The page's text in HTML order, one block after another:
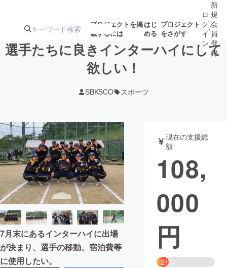
プロジェクトを掲
載するには
はじ
める
プロジェクト
をさがす
ジェクト
ロジェクト
アート・写真 音楽
テクノロジー・ガジェット ゲーム・サ
映像・映画
ビジネス・起業
まちづくり・地域活性化
ロ
グ
イ
ン
/
新
規
会
員
登
録
選手たちに良きインターハイにして
欲しい！
SBKSCO スポーツ
7月末にあるインターハイに出場
が決まり、選手の移動、宿泊費等
に使用したい。
現在の支援総
額
108,
000
円
21%